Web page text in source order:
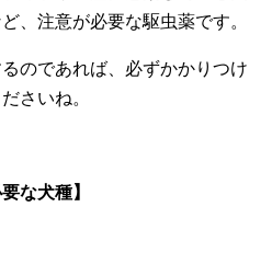
、注意が必要な駆虫薬です。
のであれば、必ずかかりつけ
さいね。
な犬種】